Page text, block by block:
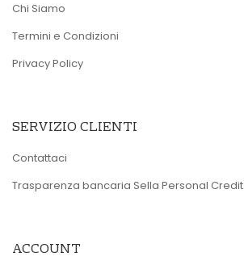
Chi Siamo
Termini e Condizioni
Privacy Policy
SERVIZIO CLIENTI
Contattaci
Trasparenza bancaria Sella Personal Credit
ACCOUNT